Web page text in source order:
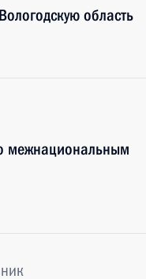
область
межнациональным